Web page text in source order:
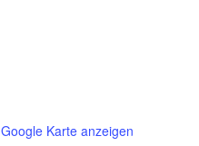
Google Karte anzeigen